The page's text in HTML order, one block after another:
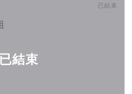
合作，使用回收自台灣花蓮立川漁
生產出食品級的《EcoCal® 貝殼
天然認證，同時取得美國
天然成分認證，包含-家
留物，並通過SGS實驗證實，除菌率
已結束
已結束